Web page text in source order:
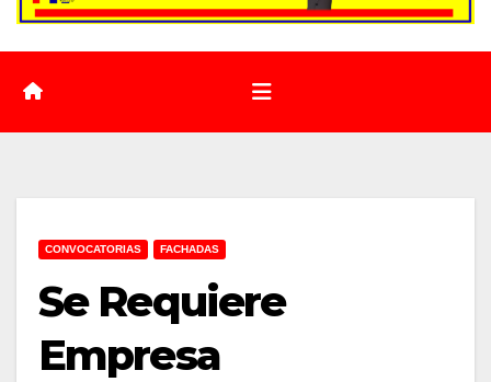
CONVOCATORIAS FACHADAS
Se Requiere
Empresa